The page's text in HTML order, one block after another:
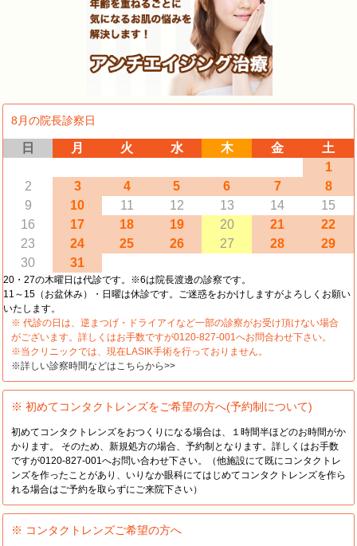
8月の院長診察日
日 月 火 水 木 金
土
1
2
3 4 5 6 7
8
9
10 11 12 13 14
15
16
17 18 19 20 21
22
23
24 25 26 27 28
29
30
31
20・27の木曜日は代診です。※6は院長渡邊の診察です。
11～15（お盆休み）・日曜は休診です。ご迷惑をおかけしますがよろしくお願い
いたします。
※ 代診の日は、逆まつげ・ドライアイなど一部の診察がお受け頂けない場合
がございます。詳しくはお手数ですが0120-827-001へお問合わせ下さい。
※当クリニックでは、現在LASIK手術を行っておりません。
※詳しい診察時間などはこちらから>>
※ 初めてコンタクトレンズをご希望の方へ(予約制について)
初めてコンタクトレンズをおつくりになる場合は、１時間半ほどのお時間がか
かります。 そのため、新規処方の場合、予約制となります。詳しくはお手数
ですが0120-827-001へお問い合わせ下さい。（他施設にて既にコンタクトレ
ンズを作ったことがあり、いりなか眼科にてはじめてコンタクトレンズを作ら
れる場合はご予約を取らずにご来院下さい）
※ コンタクトレンズご希望の方へ